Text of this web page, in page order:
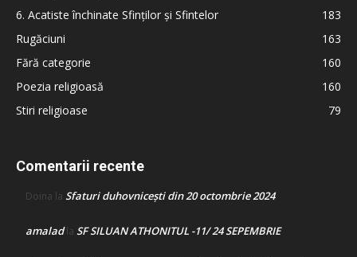
6. Acatiste închinate Sfinților și Sfintelor
183
Rugăciuni
163
Fără categorie
160
Poezia religioasă
160
Stiri religioase
79
Comentarii recente
Doina la Sfaturi duhovnicești din 20 octombrie 2024
amaladla SF SILUAN ATHONITUL -11/ 24 SEPEMBRIE